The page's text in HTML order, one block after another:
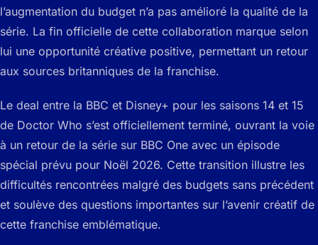
l’augmentation du budget n’a pas amélioré la qualité de la
série. La fin officielle de cette collaboration marque selon
lui une opportunité créative positive, permettant un retour
aux sources britanniques de la franchise.
Le deal entre la BBC et Disney+ pour les saisons 14 et 15
de Doctor Who s’est officiellement terminé, ouvrant la voie
à un retour de la série sur BBC One avec un épisode
spécial prévu pour Noël 2026. Cette transition illustre les
difficultés rencontrées malgré des budgets sans précédent
et soulève des questions importantes sur l’avenir créatif de
cette franchise emblématique.